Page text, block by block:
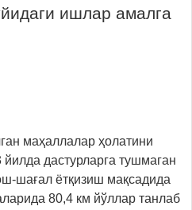
ишлар амалга
маҳаллалар ҳолатини
дастурларга тушмаган
шағал ётқизиш мақсадида
80,4 км йўллар танлаб